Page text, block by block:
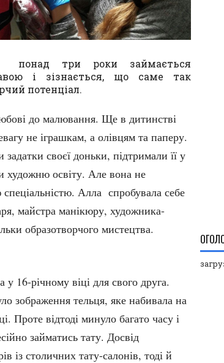
понад три роки займається
і зізнається, що саме так
потенціал.
до малювання. Ще в дитинстві
не іграшкам, а олівцям та паперу.
своєї доньки, підтримали її у
художню освіту. Але вона не
Алла спробувала себе
майстра манікюру, художника-
образотворчого мистецтва.
16-річному віці для свого друга.
зображення тельця, яке набивала на
Проте відтоді минуло багато часу і
займатись тату. Досвід
із столичних тату-салонів, тоді й